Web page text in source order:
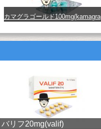
カマグラゴールド
バリフ20mg(valif)